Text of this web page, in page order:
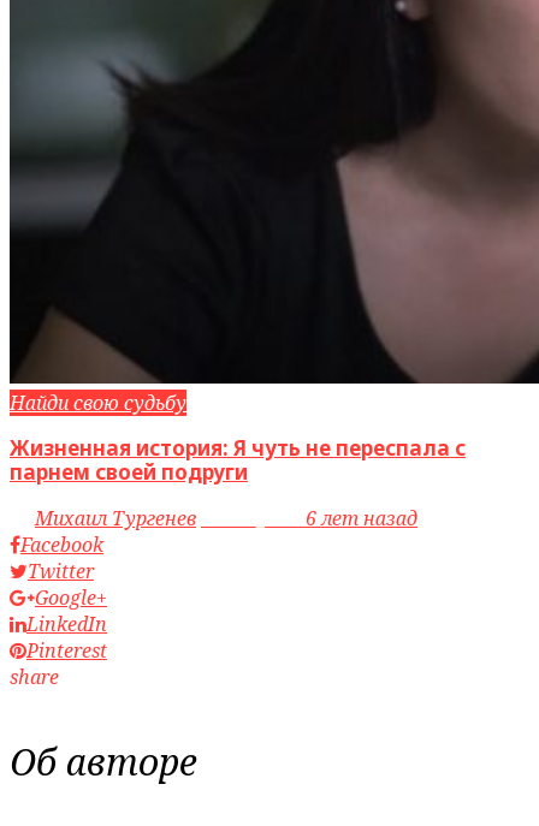
Найди свою судьбу
Жизненная история: Я чуть не переспала с
парнем своей подруги
byМихаил Тургенев
6 лет назад
Facebook
Twitter
Google+
LinkedIn
Pinterest
share
Об авторе